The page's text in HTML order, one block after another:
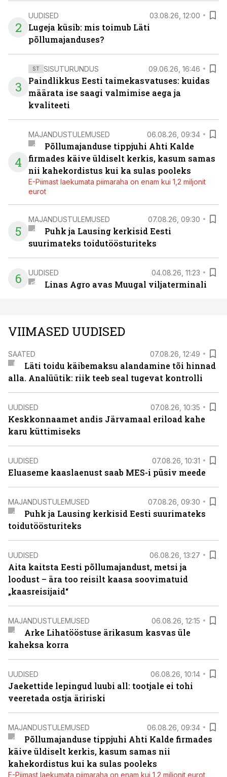
2
UUDISED 03.08.26, 12:00
Lugeja küsib: mis toimub Läti
põllumajanduses?
3
ST SISUTURUNDUS 09.06.26, 16:46
Paindlikkus Eesti taimekasvatuses: kuidas
määrata ise saagi valmimise aega ja
kvaliteeti
4
MAJANDUSTULEMUSED 06.08.26, 09:34
Põllumajanduse tippjuhi Ahti Kalde
firmades käive üldiselt kerkis, kasum samas
nii kahekordistus kui ka sulas pooleks
E-Piimast laekumata piimaraha on enam kui 1,2 miljonit
eurot
5
MAJANDUSTULEMUSED 07.08.26, 09:30
Puhk ja Lausing kerkisid Eesti
suurimateks toidutöösturiteks
6 UUDISED 04.08.26, 11:23
Linas Agro avas Muugal viljaterminali
VIIMASED UUDISED
SAATED 07.08.26, 12:49
Läti toidu käibemaksu alandamine tõi hinnad
alla. Analüütik: riik teeb seal tugevat kontrolli
UUDISED 07.08.26, 10:35
Keskkonnaamet andis Järvamaal eriload kahe
karu küttimiseks
UUDISED 07.08.26, 10:31
Eluaseme kaaslaenust saab MES-i püsiv meede
MAJANDUSTULEMUSED 07.08.26, 09:30
Puhk ja Lausing kerkisid Eesti suurimateks
toidutöösturiteks
UUDISED 06.08.26, 13:27
Aita kaitsta Eesti põllumajandust, metsi ja
loodust – ära too reisilt kaasa soovimatuid
„kaasreisijaid“
MAJANDUSTULEMUSED 06.08.26, 12:15
Arke Lihatööstuse ärikasum kasvas üle
kaheksa korra
UUDISED 06.08.26, 10:14
Jaekettide lepingud luubi all: tootjale ei tohi
veeretada ostja äririski
MAJANDUSTULEMUSED 06.08.26, 09:34
Põllumajanduse tippjuhi Ahti Kalde firmades
käive üldiselt kerkis, kasum samas nii
kahekordistus kui ka sulas pooleks
E-Piimast laekumata piimaraha on enam kui 1,2 miljonit eurot